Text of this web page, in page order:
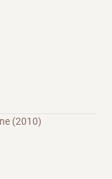
(2010)